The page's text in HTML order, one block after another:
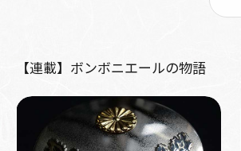
【連載】ボンボニエールの物語